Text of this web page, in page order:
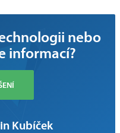
nebo
informací?
Kubíček